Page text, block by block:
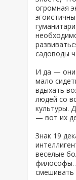
огромная
садоводы
И да — они
мало
вдыхать
людей со
культуры.
— вот их
Знак 19
веселые
философы.
смешивать